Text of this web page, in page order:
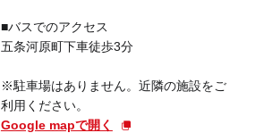
■バスでのアクセス
五条河原町下車徒歩3分
※駐車場はありません。近隣の施設をご
利用ください。
Google mapで開く